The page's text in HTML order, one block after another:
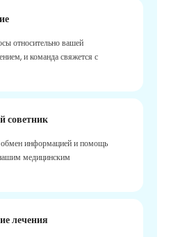
относительно вашей
и команда свяжется с
советник
информацией и помощь
медицинским
лечения